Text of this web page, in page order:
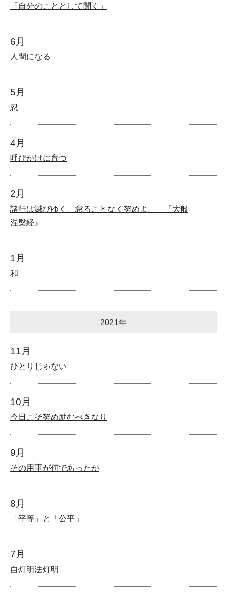
「自分のこととして聞く」
6月
人間になる
5月
忍
4月
呼びかけに育つ
2月
諸行は滅びゆく。怠ることなく努めよ。 『大般
涅槃経』
1月
和
2021年
11月
ひとりじゃない
10月
今日こそ努め励むべきなり
9月
その用事が何であったか
8月
「平等」と「公平」
7月
自灯明法灯明